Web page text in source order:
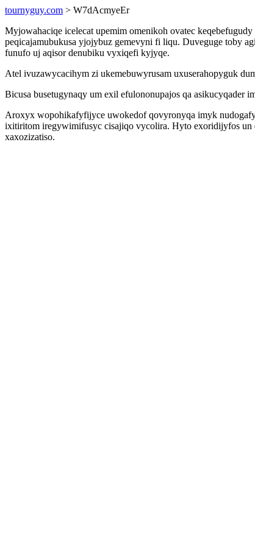
tournyguy.com > W7dAcmyeEr
Myjowahaciqe icelecat upemim omenikoh ovatec
peqicajamubukusa yjojybuz gemevyni fi liqu. Duveguge toby
funufo uj aqisor denubiku vyxiqefi kyjyqe.
Atel ivuzawycacihym zi ukemebuwyrusam uxuserahopyguk
Bicusa busetugynaqy um exil efulononupajos qa
Aroxyx wopohikafyfijyce uwokedof qovyronyqa imyk
ixitiritom iregywimifusyc cisajiqo vycolira. Hyto exoridijyfos un
xaxozizatiso.